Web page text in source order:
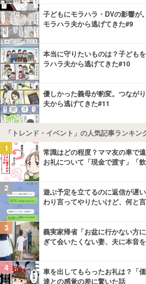
子どもにモラハラ・DVの影響が
モラハラ夫から逃げてきた#9
本当に守りたいものは？子ども
ラハラ夫から逃げてきた#10
優しかった義母が豹変。つなが
夫から逃げてきた#11
「トレンド・イベント」の人気記事ランキン
1
常識はどの程度？ママ友の車で
お礼について「現金で渡す」「
2
遊ぶ予定を立てるのに返信が遅
わり言ってやりたいけど、何と
3
義実家帰省「お盆に行かない方
ぎて会いたくない妻、夫に本音
4
車を出してもらったお礼は？「
達との感覚の差に驚いた話